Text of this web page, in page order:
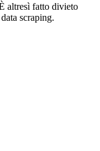
altresì fatto divieto
scraping.